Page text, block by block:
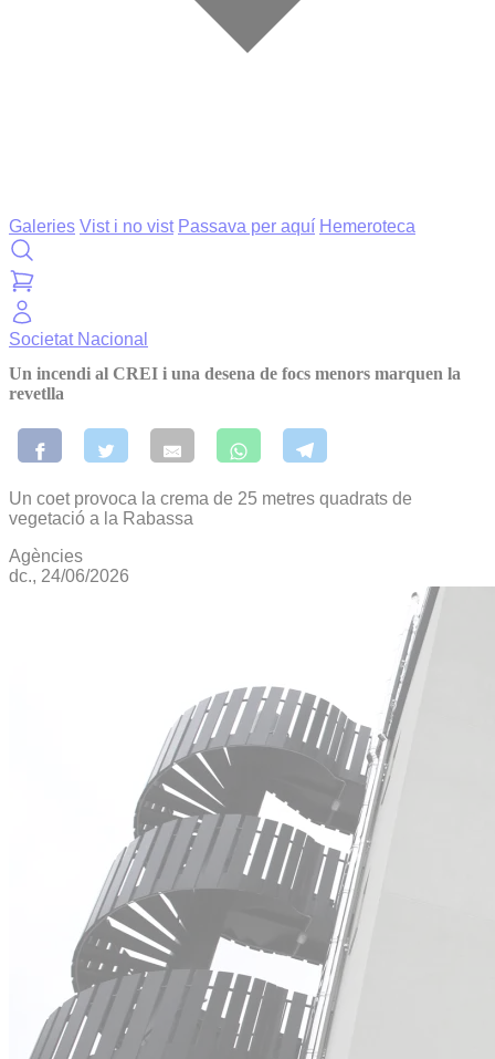
Galeries Vist i no vist Passava per aquí Hemeroteca
Societat Nacional
Un incendi al CREI i una desena de focs menors marquen la
revetlla
Un coet provoca la crema de 25 metres quadrats de
vegetació a la Rabassa
Agències
dc., 24/06/2026